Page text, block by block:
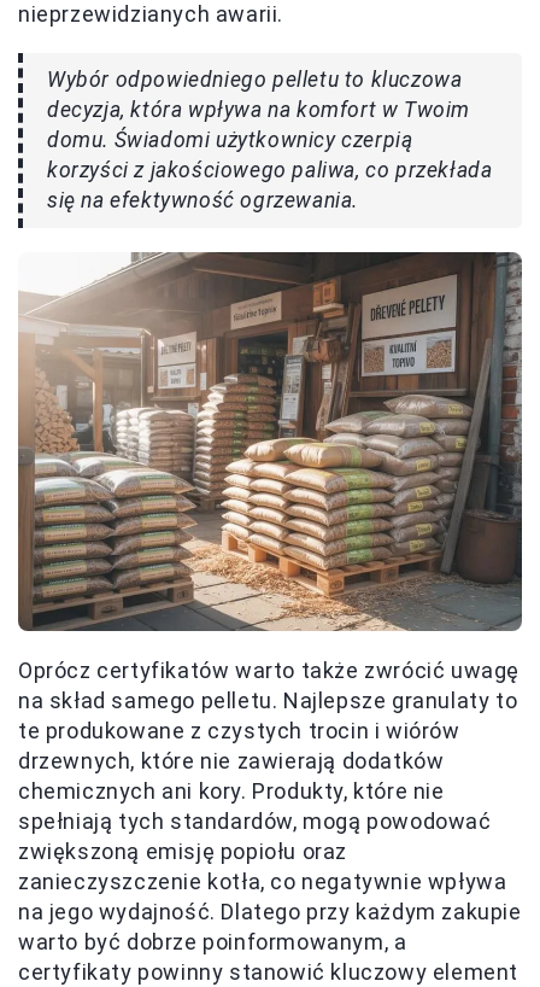
nieprzewidzianych awarii.
Wybór odpowiedniego pelletu to kluczowa
decyzja, która wpływa na komfort w Twoim
domu. Świadomi użytkownicy czerpią
korzyści z jakościowego paliwa, co przekłada
się na efektywność ogrzewania.
Oprócz certyfikatów warto także zwrócić uwagę
na skład samego pelletu. Najlepsze granulaty to
te produkowane z czystych trocin i wiórów
drzewnych, które nie zawierają dodatków
chemicznych ani kory. Produkty, które nie
spełniają tych standardów, mogą powodować
zwiększoną emisję popiołu oraz
zanieczyszczenie kotła, co negatywnie wpływa
na jego wydajność. Dlatego przy każdym zakupie
warto być dobrze poinformowanym, a
certyfikaty powinny stanowić kluczowy element